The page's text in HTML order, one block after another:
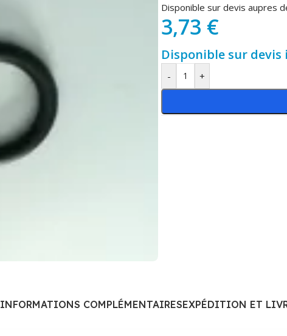
Disponible sur devis aupres
3,73 €
Disponible sur
- +
INFORMATIONS COMPLÉMENTAIRESEXPÉDITION ET